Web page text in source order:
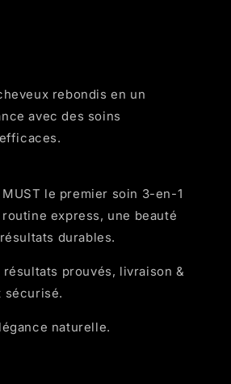
rebondis en un
avec des soins
le premier soin 3-en-1
express, une beauté
durables.
résultats prouvés, livraison &
sécurisé.
naturelle.